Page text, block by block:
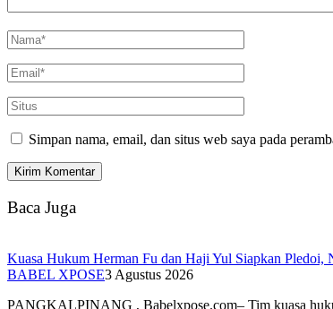
Simpan nama, email, dan situs web saya pada
Baca Juga
Kuasa Hukum Herman Fu dan Haji Yul Siapkan Pledoi,
BABEL XPOSE3 Agustus 2026
PANGKALPINANG , Babelxpose.com– Tim kuasa